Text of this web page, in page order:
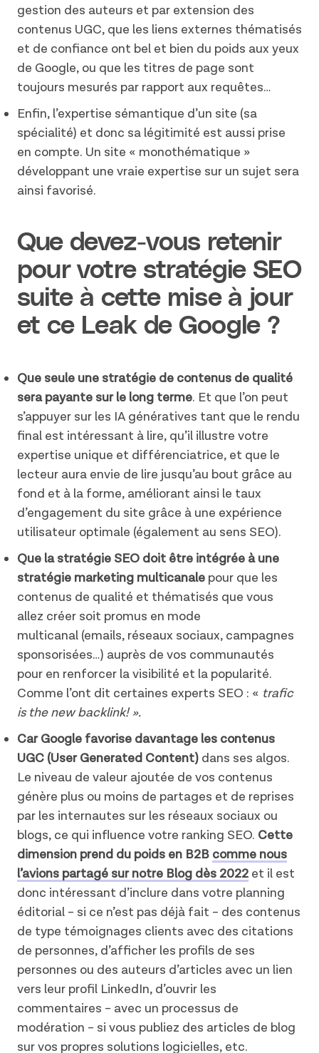
gestion des auteurs et par extension des
contenus UGC, que les liens externes thématisés
et de confiance ont bel et bien du poids aux yeux
de Google, ou que les titres de page sont
toujours mesurés par rapport aux requêtes…
Enfin, l’expertise sémantique d’un site (sa
spécialité) et donc sa légitimité est aussi prise
en compte. Un site « monothématique »
développant une vraie expertise sur un sujet sera
ainsi favorisé.
Que devez-vous retenir
pour votre stratégie SEO
suite à cette mise à jour
et ce Leak de Google ?
Que seule une stratégie de contenus de qualité
sera payante sur le long terme. Et que l’on peut
s’appuyer sur les IA génératives tant que le rendu
final est intéressant à lire, qu’il illustre votre
expertise unique et différenciatrice, et que le
lecteur aura envie de lire jusqu’au bout grâce au
fond et à la forme, améliorant ainsi le taux
d’engagement du site grâce à une expérience
utilisateur optimale (également au sens SEO).
Que la stratégie SEO doit être intégrée à une
stratégie marketing multicanale pour que les
contenus de qualité et thématisés que vous
allez créer soit promus en mode
multicanal (emails, réseaux sociaux, campagnes
sponsorisées…) auprès de vos communautés
pour en renforcer la visibilité et la popularité.
Comme l’ont dit certaines experts SEO : « trafic
is the new backlink! ».
Car Google favorise davantage les contenus
UGC (User Generated Content)dans ses algos.
Le niveau de valeur ajoutée de vos contenus
génère plus ou moins de partages et de reprises
par les internautes sur les réseaux sociaux ou
blogs, ce qui influence votre ranking SEO. Cette
dimension prend du poids en B2B comme nous
l’avions partagé sur notre Blog dès 2022et il est
donc intéressant d’inclure dans votre planning
éditorial – si ce n’est pas déjà fait – des contenus
de type témoignages clients avec des citations
de personnes, d’afficher les profils de ses
personnes ou des auteurs d’articles avec un lien
vers leur profil LinkedIn, d’ouvrir les
commentaires – avec un processus de
modération – si vous publiez des articles de blog
sur vos propres solutions logicielles, etc.